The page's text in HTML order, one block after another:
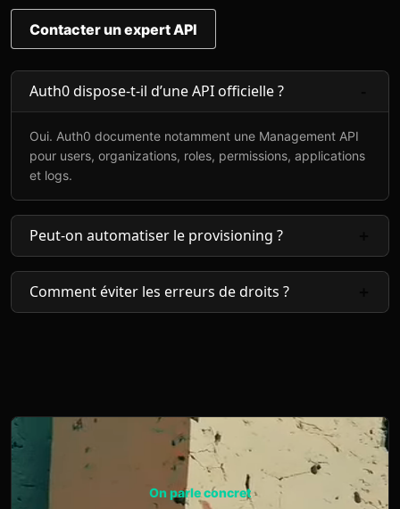
Contacter un expert API
Auth0 dispose-t-il d’une API officielle ?
Oui. Auth0 documente notamment une Management API
pour users, organizations, roles, permissions, applications
et logs.
Peut-on automatiser le provisioning ?
Comment éviter les erreurs de droits ?
On parle concret